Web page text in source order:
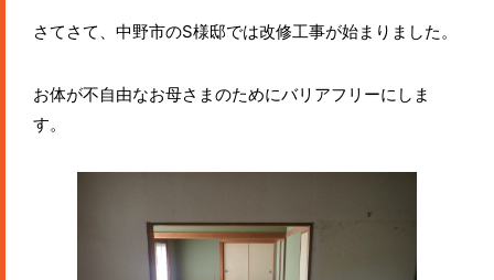
さてさて、中野市のS様邸では改修工事が始まりました。
お体が不自由なお母さまのためにバリアフリーにしま
す。